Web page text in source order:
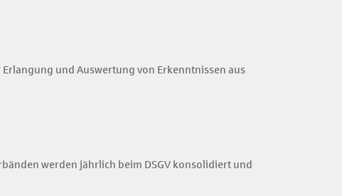
und Auswertung von Erkenntnissen aus
werden jährlich beim DSGV konsolidiert und